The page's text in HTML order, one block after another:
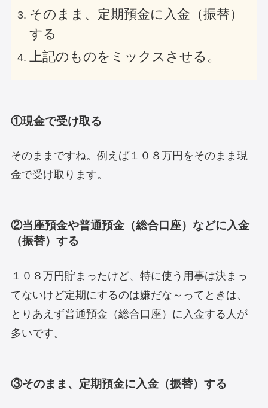
そのまま、定期預金に入金（振替）
する
上記のものをミックスさせる。
①現金で受け取る
そのままですね。例えば１０８万円をそのまま現
金で受け取ります。
②当座預金や普通預金（総合口座）などに入金
（振替）する
１０８万円貯まったけど、特に使う用事は決まっ
てないけど定期にするのは嫌だな～ってときは、
とりあえず普通預金（総合口座）に入金する人が
多いです。
③そのまま、定期預金に入金（振替）する